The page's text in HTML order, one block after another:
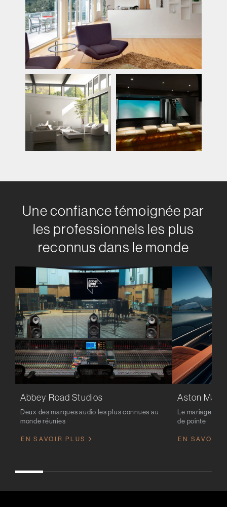
Une confiance témoignée par
les professionnels les plus
reconnus dans le monde
Abbey Road Studios
Deux des marques audio les plus connues au
monde réunies
EN SAVOIR PLUS
Aston
Le mariage du
de pointe
EN SAVOIR